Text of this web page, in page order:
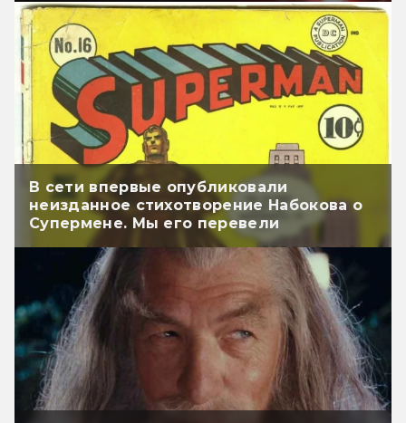
В сети впервые опубликовали
неизданное стихотворение Набокова о
Супермене. Мы его перевели